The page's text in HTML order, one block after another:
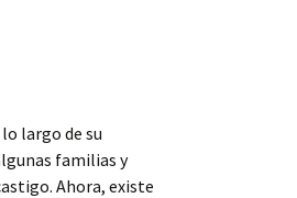
largo de su
familias y
Ahora, existe